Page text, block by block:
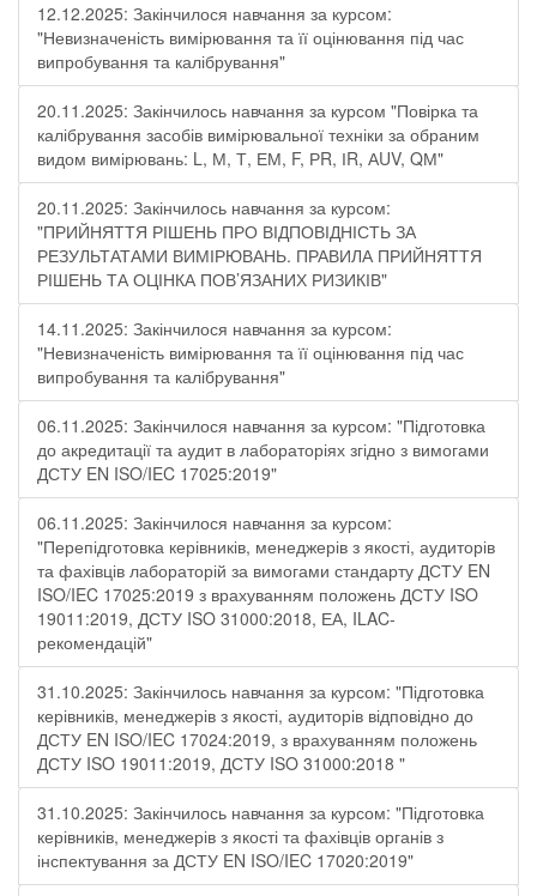
12.12.2025: Закінчилося навчання за курсом:
"Невизначеність вимірювання та її оцінювання під час
випробування та калібрування"
20.11.2025: Закінчилось навчання за курсом "Повірка та
калібрування засобів вимірювальної техніки за обраним
видом вимірювань: L, М, Т, ЕМ, F, РR, ІR, АUV, QМ"
20.11.2025: Закінчилось навчання за курсом:
"ПРИЙНЯТТЯ РІШЕНЬ ПРО ВІДПОВІДНІСТЬ ЗА
РЕЗУЛЬТАТАМИ ВИМІРЮВАНЬ. ПРАВИЛА ПРИЙНЯТТЯ
РІШЕНЬ ТА ОЦІНКА ПОВ’ЯЗАНИХ РИЗИКІВ"
14.11.2025: Закінчилося навчання за курсом:
"Невизначеність вимірювання та її оцінювання під час
випробування та калібрування"
06.11.2025: Закінчилося навчання за курсом: "Підготовка
до акредитації та аудит в лабораторіях згідно з вимогами
ДСТУ EN ISO/IEC 17025:2019"
06.11.2025: Закінчилося навчання за курсом:
"Перепідготовка керівників, менеджерів з якості, аудиторів
та фахівців лабораторій за вимогами стандарту ДСТУ EN
ISO/IEC 17025:2019 з врахуванням положень ДСТУ ISO
19011:2019, ДСТУ ISO 31000:2018, ЕА, ILAC-
рекомендацій"
31.10.2025: Закінчилось навчання за курсом: "Підготовка
керівників, менеджерів з якості, аудиторів відповідно до
ДСТУ EN ISO/IEC 17024:2019, з врахуванням положень
ДСТУ ISO 19011:2019, ДСТУ ISO 31000:2018 "
31.10.2025: Закінчилось навчання за курсом: "Підготовка
керівників, менеджерів з якості та фахівців органів з
інспектування за ДСТУ EN ISO/IEC 17020:2019"